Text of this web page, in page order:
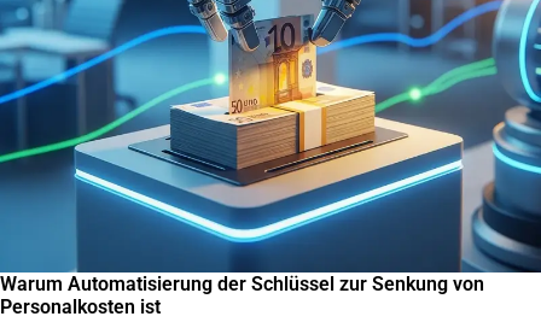
Warum Automatisierung der Schlüssel zur Senkung von
Personalkosten ist